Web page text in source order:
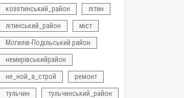
козятинський_район літин
літинський_район міст
Могилів-Подільський район
немирівськийрайон
не_ной_а_строй ремонт
тульчин тульчинський_район